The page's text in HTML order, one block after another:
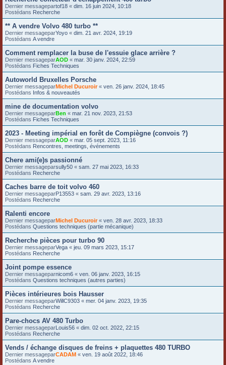
Dernier messagepartof18 « dim. 16 juin 2024, 10:18
Postédans Recherche
** A vendre Volvo 480 turbo **
Dernier messageparYoyo « dim. 21 avr. 2024, 19:19
Postédans A vendre
Comment remplacer la buse de l'essuie glace arrière ?
Dernier messageparAOD « mar. 30 janv. 2024, 22:59
Postédans Fiches Techniques
Autoworld Bruxelles Porsche
Dernier messageparMichel Ducuroir« ven. 26 janv. 2024, 18:45
Postédans Infos & nouveautés
mine de documentation volvo
Dernier messageparBen « mar. 21 nov. 2023, 21:53
Postédans Fiches Techniques
2023 - Meeting impérial en forêt de Compiègne (convois ?)
Dernier messageparAOD « mar. 05 sept. 2023, 11:16
Postédans Rencontres, meetings, événements
Chere ami(e)s passionné
Dernier messageparsully50 « sam. 27 mai 2023, 16:33
Postédans Recherche
Caches barre de toit volvo 460
Dernier messageparP13553 « sam. 29 avr. 2023, 13:16
Postédans Recherche
Ralenti encore
Dernier messageparMichel Ducuroir« ven. 28 avr. 2023, 18:33
Postédans Questions techniques (partie mécanique)
Recherche pièces pour turbo 90
Dernier messageparVega « jeu. 09 mars 2023, 15:17
Postédans Recherche
Joint pompe essence
Dernier messageparnicom6 « ven. 06 janv. 2023, 16:15
Postédans Questions techniques (autres parties)
Pièces intérieures bois Hausser
Dernier messageparWillC9303 « mer. 04 janv. 2023, 19:35
Postédans Recherche
Pare-chocs AV 480 Turbo
Dernier messageparLouis56 « dim. 02 oct. 2022, 22:15
Postédans Recherche
Vends / échange disques de freins + plaquettes 480 TURBO
Dernier messageparCADAM « ven. 19 août 2022, 18:46
Postédans A vendre